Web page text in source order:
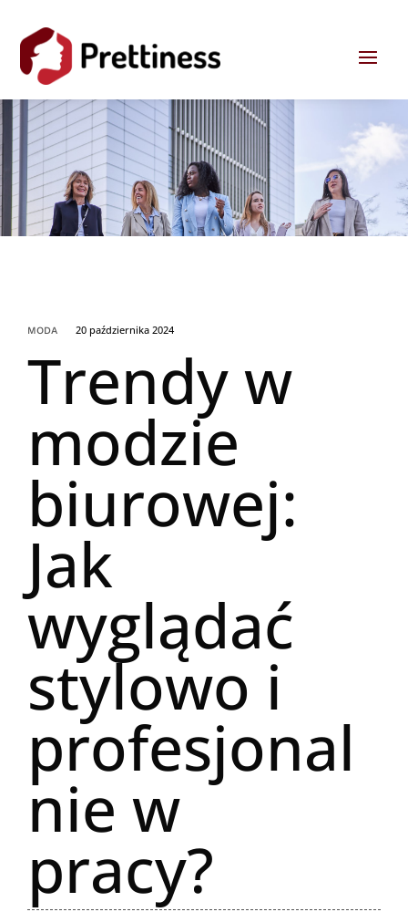
MODA 20 października 2024
Trendy w
modzie
biurowej:
Jak
wyglądać
stylowo i
profesjonal
nie w
pracy?